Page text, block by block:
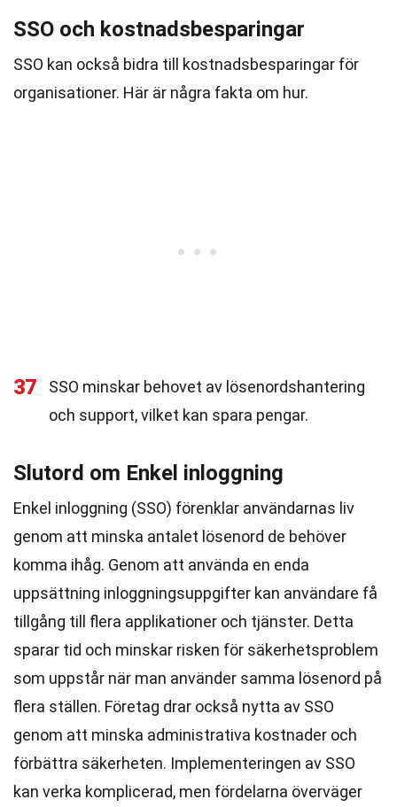
SSO och kostnadsbesparingar
SSO kan också bidra till kostnadsbesparingar för
organisationer. Här är några fakta om hur.
37
SSO minskar behovet av lösenordshantering
och support, vilket kan spara pengar.
Slutord om Enkel inloggning
Enkel inloggning (SSO) förenklar användarnas liv
genom att minska antalet lösenord de behöver
komma ihåg. Genom att använda en enda
uppsättning inloggningsuppgifter kan användare få
tillgång till flera applikationer och tjänster. Detta
sparar tid och minskar risken för säkerhetsproblem
som uppstår när man använder samma lösenord på
flera ställen. Företag drar också nytta av SSO
genom att minska administrativa kostnader och
förbättra säkerheten. Implementeringen av SSO
kan verka komplicerad, men fördelarna överväger